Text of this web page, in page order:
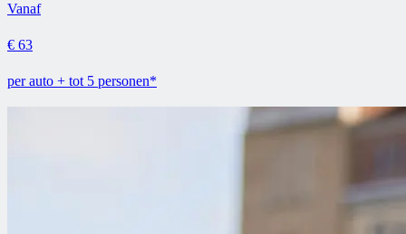
Vanaf
€ 63
per auto + tot 5 personen*